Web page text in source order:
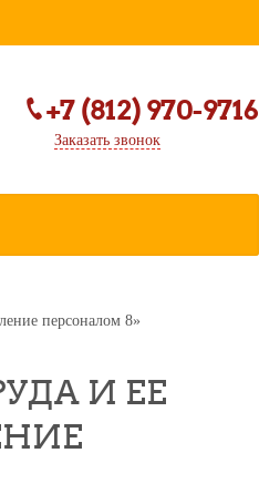
+7 (812) 970-9716
Заказать звонок
персоналом 8»
И ЕЕ